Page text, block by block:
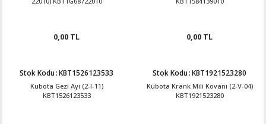
0,00 TL 0,00 TL
Stok Kodu:KBT1526123533
Kubota Gezi Ayı (2-I-11)
KBT1526123533
Stok Kodu:KBT1921523280
Kubota Krank Mili Kovanı (2-V-04)
KBT1921523280